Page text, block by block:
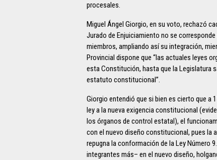
procesales.
Miguel Ángel Giorgio, en su voto, rechazó
Jurado de Enjuiciamiento no se
miembros, ampliando así su integración,
Provincial dispone que “las actuales leyes
esta Constitución, hasta que la Legislatura
estatuto constitucional”.
Giorgio entendió que si bien es cierto que a
ley a la nueva exigencia constitucional
los órganos de control estatal), el
con el nuevo diseño constitucional, pues la
repugna la conformación de la Ley Número
integrantes más– en el nuevo diseño,